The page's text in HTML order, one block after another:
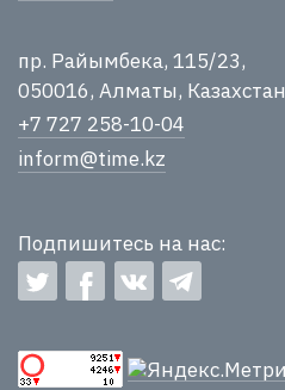
пр. Райымбека, 115/23,
050016, Алматы, Казахстан
+7 727 258-10-04
inform@time.kz
Подпишитесь на нас: